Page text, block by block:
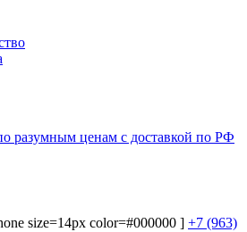
разумным ценам с доставкой по РФ
size=14px color=#000000 ] +7 (963)